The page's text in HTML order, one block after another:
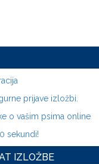
prijave izložbi.
o vašim psima online
sekundi!
IZLOŽBE